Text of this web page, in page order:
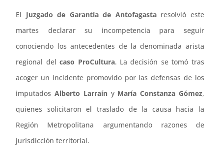
El Juzgado de Garantía de Antofagastaresolvió este
martes declarar su incompetencia para seguir
conociendo los antecedentes de la denominada arista
regional delcaso ProCultura. La decisión se tomó tras
acoger un incidente promovido por las defensas de los
imputadosAlberto Larraíny María Constanza Gómez,
quienes solicitaron el traslado de la causa hacia la
Región Metropolitana argumentando razones de
jurisdicción territorial.